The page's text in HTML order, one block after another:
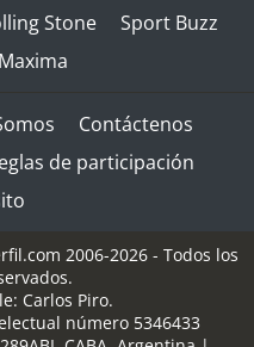
Stone
Sport Buzz
Maxima
Contáctenos
de participación
2006-2026 - Todos los
Carlos Piro.
número 5346433